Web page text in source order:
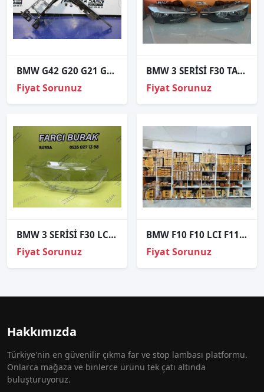
BMW G42 G20 G21 G22 G26 FAR ALT BAGLANTI 51647422293
Fiyat Sorunuz
BMW 3 SERİSİ F30 TAKIM HALOJEN FAR ORJİNAL
Fiyat Sorunuz
BMW 3 SERİSİ F30 LCİ SOL FAR CAMI SIFIR
Fiyat Sorunuz
BMW F10 F10 LCI F11 LCI F18 LCI Sağ Far Led Modülü – 63117352554
Fiyat Sorunuz
Hakkımızda
Türkiye'nin en güvenilir çıkma far ve stop lambası platformu.
Onlarca mağaza ve binlerce ürünü tek çatı altında
buluşturuyoruz.